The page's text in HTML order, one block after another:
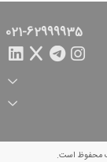
021-62999935
محفوظ است.